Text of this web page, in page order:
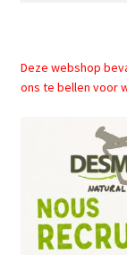
Deze webshop
ons te bellen voor